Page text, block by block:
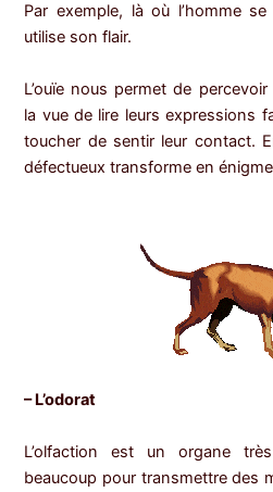
Par exemple, là où l’homme
utilise son flair.
L’ouïe nous permet de
la vue de lire leurs expressions
toucher de sentir leur contact.
défectueux transforme en
– L’odorat
L’olfaction est un organe
beaucoup pour transmettre des